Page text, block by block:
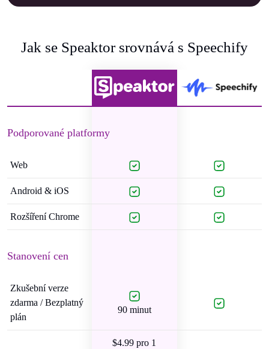
Jak se Speaktor srovnává s Speechify
Podporované platformy
Web
Android & iOS
Rozšíření Chrome
Stanovení cen
Zkušební verze
zdarma / Bezplatný
plán
90 minut
$4.99 pro 1